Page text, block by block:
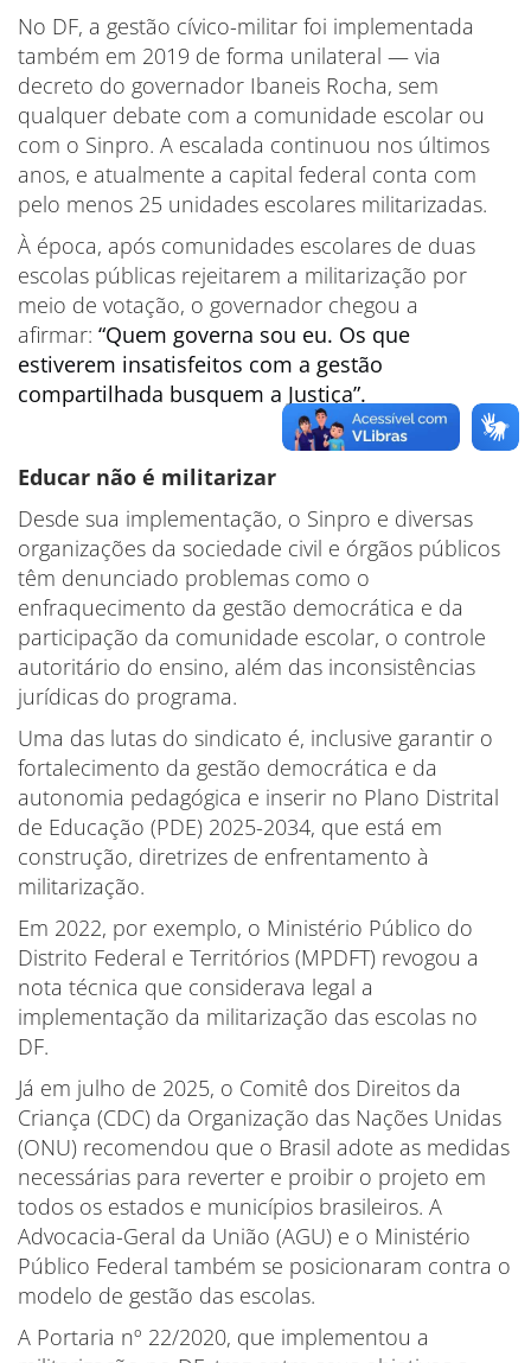
No DF, a gestão cívico-militar foi implementada
também em 2019 de forma unilateral — via
decreto do governador Ibaneis Rocha, sem
qualquer debate com a comunidade escolar ou
com o Sinpro. A escalada continuou nos últimos
anos, e atualmente a capital federal conta com
pelo menos 25 unidades escolares militarizadas.
À época, após comunidades escolares de duas
escolas públicas rejeitarem a militarização por
meio de votação, o governador chegou a
afirmar: “Quem governa sou eu. Os que
estiverem insatisfeitos com a gestão
compartilhada busquem a Justiça”.
Educar não é militarizar
Desde sua implementação, o Sinpro e diversas
organizações da sociedade civil e órgãos públicos
têm denunciado problemas como o
enfraquecimento da gestão democrática e da
participação da comunidade escolar, o controle
autoritário do ensino, além das inconsistências
jurídicas do programa.
Uma das lutas do sindicato é, inclusive garantir o
fortalecimento da gestão democrática e da
autonomia pedagógica e inserir no Plano Distrital
de Educação (PDE) 2025-2034, que está em
construção, diretrizes de enfrentamento à
militarização.
Em 2022, por exemplo, o Ministério Público do
Distrito Federal e Territórios (MPDFT) revogou a
nota técnica que considerava legal a
implementação da militarização das escolas no
DF.
Já em julho de 2025, o Comitê dos Direitos da
Criança (CDC) da Organização das Nações Unidas
(ONU) recomendou que o Brasil adote as medidas
necessárias para reverter e proibir o projeto em
todos os estados e municípios brasileiros. A
Advocacia-Geral da União (AGU) e o Ministério
Público Federal também se posicionaram contra o
modelo de gestão das escolas.
A Portaria nº 22/2020, que implementou a